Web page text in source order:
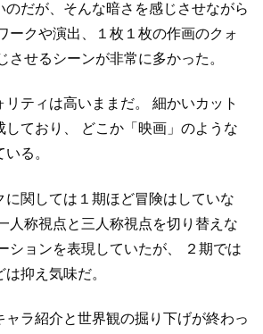
のだが、そんな暗さを感じさせながら
ークや演出、１枚１枚の作画のクォ
させるシーンが非常に多かった。
ティは高いままだ。
細かいカット
ており、
どこか「映画」のような
る。
に関しては１期ほど冒険はしていな
人称視点と三人称視点を切り替えな
ションを表現していたが、
２期では
抑え気味だ。
ャラ紹介と世界観の掘り下げが終わっ